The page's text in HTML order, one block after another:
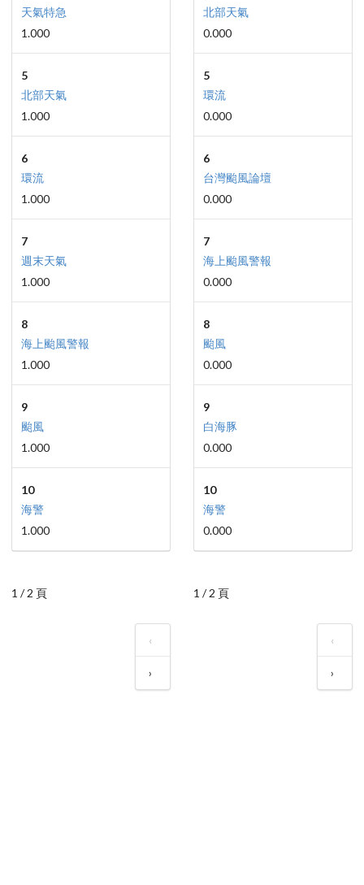
天氣特急
1.000
5
北部天氣
1.000
6
環流
1.000
7
週末天氣
1.000
8
海上颱風警報
1.000
9
颱風
1.000
10
海警
1.000
1 / 2 頁
‹
›
北部天氣
0.000
5
環流
0.000
6
台灣颱風論壇
0.000
7
海上颱風警報
0.000
8
颱風
0.000
9
白海豚
0.000
10
海警
0.000
1 / 2 頁
‹
›